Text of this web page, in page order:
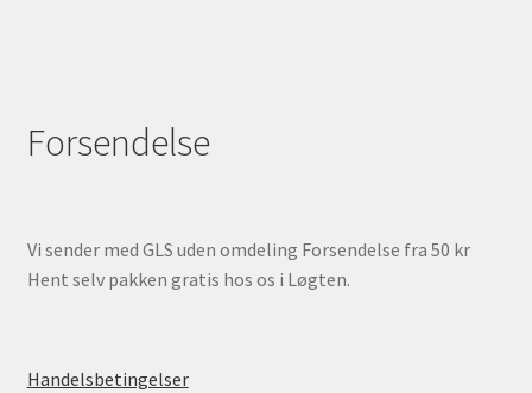
Forsendelse
Vi sender med GLS uden omdeling Forsendelse fra 50 kr
Hent selv pakken gratis hos os i Løgten.
Handelsbetingelser